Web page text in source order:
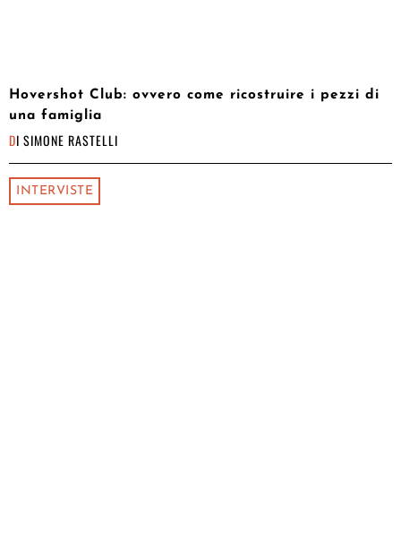
Hovershot Club: ovvero come ricostruire i pezzi di
una famiglia
DI SIMONE RASTELLI
INTERVISTE